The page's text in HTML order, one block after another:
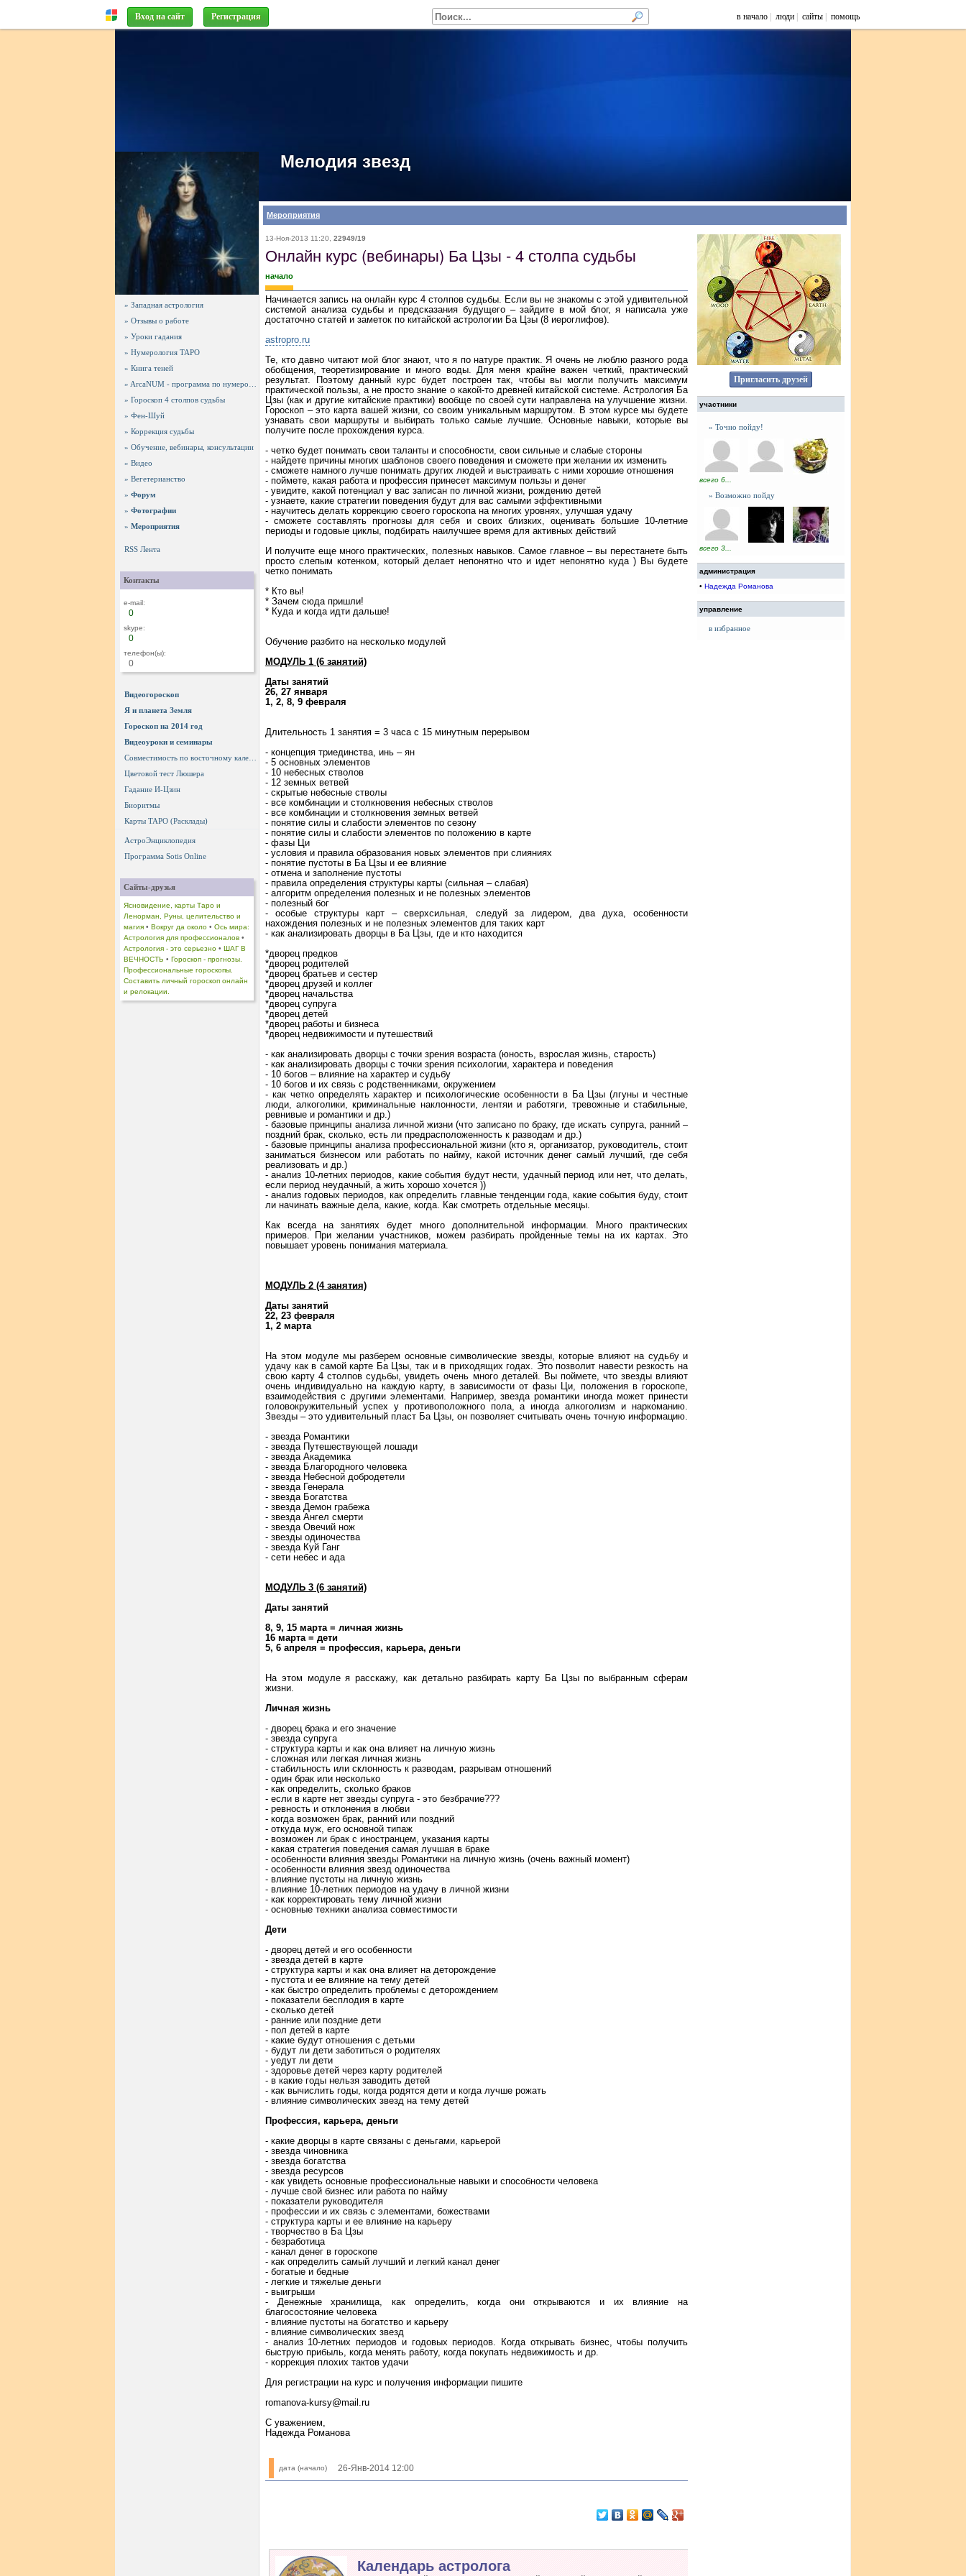
Вход на сайт Регистрация в начало люди сайты помощь
Мелодия звезд
» Западная астрология
» Отзывы о работе
» Уроки гадания
» Нумерология ТАРО
» Книга теней
» Гороскоп 4 столпов судьбы
» Фен-Шуй
» Коррекция судьбы
» Обучение, вебинары, консультации
» Видео
» Вегетерианство
» Форум
» Фотографии
» Мероприятия
RSS Лента
Контакты
e-mail:
0
skype:
0
телефон(ы):
0
Видеогороскоп
Я и планета Земля
Гороскоп на 2014 год
Видеоуроки и семинары
Цветовой тест Люшера
Гадание И-Цзин
Биоритмы
Карты ТАРО (Расклады)
АстроЭнциклопедия
Программа Sotis Online
Сайты-друзья
Ясновидение, карты Таро и
Ленорман, Руны, целительство и
магия • Вокруг да около • Ось мира:
Астрология для профессионалов •
Астрология - это серьезно • ШАГ В
ВЕЧНОСТЬ • Гороскоп - прогнозы.
Профессиональные гороскопы.
Составить личный гороскоп онлайн
и релокации.
Мероприятия
13-Ноя-2013 11:20 22949/19
Онлайн курс (вебинары) Ба Цзы - 4 столпа судьбы
начало
Начинается запись на онлайн курс 4 столпов судьбы. Если вы не знакомы с этой удивительной
системой анализа судьбы и предсказания будущего – зайдите в мой блог, я написала уже
достаточно статей и заметок по китайской астрологии Ба Цзы (8 иероглифов).
astropro.ru
Те, кто давно читают мой блог знают, что я по натуре практик. Я очень не люблю разного рода
обобщения, теоретизирование и много воды. Для меня крайне важен четкий, практический
результат. Поэтому данный курс будет построен так, чтобы вы могли получить максимум
практической пользы, а не просто знание о какой-то древней китайской системе. Астрология Ба
Цзы (как и другие китайские практики) вообще по своей сути направлена на улучшение жизни.
Гороскоп – это карта вашей жизни, со своим уникальным маршрутом. В этом курсе мы будете
узнавать свои маршруты и выбирать только самые лучшие. Основные навыки, которые вы
получите после прохождения курса.
- четко будет понимать свои таланты и способности, свои сильные и слабые стороны
- найдете причины многих шаблонов своего поведения и сможете при желании их изменить
- сможете намного лучше понимать других людей и выстраивать с ними хорошие отношения
- поймете, какая работа и профессия принесет максимум пользы и денег
- увидите, какой потенциал у вас записан по личной жизни, рождению детей
- узнаете, какие стратегии поведения будут для вас самыми эффективными
- научитесь делать коррекцию своего гороскопа на многих уровнях, улучшая удачу
- сможете составлять прогнозы для себя и своих близких, оценивать большие 10-летние
периоды и годовые циклы, подбирать наилучшее время для активных действий
И получите еще много практических, полезных навыков. Самое главное – вы перестанете быть
просто слепым котенком, который делает непонятно что и идет непонятно куда ) Вы будете
четко понимать
* Кто вы!
* Зачем сюда пришли!
* Куда и когда идти дальше!
Обучение разбито на несколько модулей
МОДУЛЬ 1 (6 занятий)
Даты занятий
26, 27 января
1, 2, 8, 9 февраля
Длительность 1 занятия = 3 часа с 15 минутным перерывом
- концепция триединства, инь – ян
- 5 основных элементов
- 10 небесных стволов
- 12 земных ветвей
- скрытые небесные стволы
- все комбинации и столкновения небесных стволов
- все комбинации и столкновения земных ветвей
- понятие силы и слабости элементов по сезону
- понятие силы и слабости элементов по положению в карте
- фазы Ци
- условия и правила образования новых элементов при слияниях
- понятие пустоты в Ба Цзы и ее влияние
- отмена и заполнение пустоты
- правила определения структуры карты (сильная – слабая)
- алгоритм определения полезных и не полезных элементов
- полезный бог
- особые структуры карт – сверхсильная, следуй за лидером, два духа, особенности
нахождения полезных и не полезных элементов для таких карт
- как анализировать дворцы в Ба Цзы, где и кто находится
*дворец предков
*дворец родителей
*дворец братьев и сестер
*дворец друзей и коллег
*дворец начальства
*дворец супруга
*дворец детей
*дворец работы и бизнеса
*дворец недвижимости и путешествий
- как анализировать дворцы с точки зрения возраста (юность, взрослая жизнь, старость)
- как анализировать дворцы с точки зрения психологии, характера и поведения
- 10 богов – влияние на характер и судьбу
- 10 богов и их связь с родственниками, окружением
- как четко определять характер и психологические особенности в Ба Цзы (лгуны и честные
люди, алкоголики, криминальные наклонности, лентяи и работяги, тревожные и стабильные,
ревнивые и романтики и др.)
- базовые принципы анализа личной жизни (что записано по браку, где искать супруга, ранний –
поздний брак, сколько, есть ли предрасположенность к разводам и др.)
- базовые принципы анализа профессиональной жизни (кто я, организатор, руководитель, стоит
заниматься бизнесом или работать по найму, какой источник денег самый лучший, где себя
реализовать и др.)
- анализ 10-летних периодов, какие события будут нести, удачный период или нет, что делать,
если период неудачный, а жить хорошо хочется ))
- анализ годовых периодов, как определить главные тенденции года, какие события буду, стоит
ли начинать важные дела, какие, когда. Как смотреть отдельные месяцы.
Как всегда на занятиях будет много дополнительной информации. Много практических
примеров. При желании участников, можем разбирать пройденные темы на их картах. Это
повышает уровень понимания материала.
МОДУЛЬ 2 (4 занятия)
Даты занятий
22, 23 февраля
1, 2 марта
На этом модуле мы разберем основные символические звезды, которые влияют на судьбу и
удачу как в самой карте Ба Цзы, так и в приходящих годах. Это позволит навести резкость на
свою карту 4 столпов судьбы, увидеть очень много деталей. Вы поймете, что звезды влияют
очень индивидуально на каждую карту, в зависимости от фазы Ци, положения в гороскопе,
взаимодействия с другими элементами. Например, звезда романтики иногда может принести
головокружительный успех у противоположного пола, а иногда алкоголизм и наркоманию.
Звезды – это удивительный пласт Ба Цзы, он позволяет считывать очень точную информацию.
- звезда Романтики
- звезда Путешествующей лошади
- звезда Академика
- звезда Благородного человека
- звезда Небесной добродетели
- звезда Генерала
- звезда Богатства
- звезда Демон грабежа
- звезда Ангел смерти
- звезда Овечий нож
- звезды одиночества
- звезда Куй Ганг
- сети небес и ада
МОДУЛЬ 3 (6 занятий)
Даты занятий
8, 9, 15 марта = личная жизнь
16 марта = дети
5, 6 апреля = профессия, карьера, деньги
На этом модуле я расскажу, как детально разбирать карту Ба Цзы по выбранным сферам
жизни.
Личная жизнь
- дворец брака и его значение
- звезда супруга
- структура карты и как она влияет на личную жизнь
- сложная или легкая личная жизнь
- стабильность или склонность к разводам, разрывам отношений
- один брак или несколько
- как определить, сколько браков
- если в карте нет звезды супруга - это безбрачие???
- ревность и отклонения в любви
- когда возможен брак, ранний или поздний
- откуда муж, его основной типаж
- возможен ли брак с иностранцем, указания карты
- какая стратегия поведения самая лучшая в браке
- особенности влияния звезды Романтики на личную жизнь (очень важный момент)
- особенности влияния звезд одиночества
- влияние пустоты на личную жизнь
- влияние 10-летних периодов на удачу в личной жизни
- как корректировать тему личной жизни
- основные техники анализа совместимости
Дети
- дворец детей и его особенности
- звезда детей в карте
- структура карты и как она влияет на деторождение
- пустота и ее влияние на тему детей
- как быстро определить проблемы с деторождением
- показатели бесплодия в карте
- сколько детей
- ранние или поздние дети
- пол детей в карте
- какие будут отношения с детьми
- будут ли дети заботиться о родителях
- уедут ли дети
- здоровье детей через карту родителей
- в какие годы нельзя заводить детей
- как вычислить годы, когда родятся дети и когда лучше рожать
- влияние символических звезд на тему детей
Профессия, карьера, деньги
- какие дворцы в карте связаны с деньгами, карьерой
- звезда чиновника
- звезда богатства
- звезда ресурсов
- как увидеть основные профессиональные навыки и способности человека
- лучше свой бизнес или работа по найму
- показатели руководителя
- профессии и их связь с элементами, божествами
- структура карты и ее влияние на карьеру
- творчество в Ба Цзы
- безработица
- канал денег в гороскопе
- как определить самый лучший и легкий канал денег
- богатые и бедные
- легкие и тяжелые деньги
- выигрыши
- Денежные хранилища, как определить, когда они открываются и их влияние на
благосостояние человека
- влияние пустоты на богатство и карьеру
- влияние символических звезд
- анализ 10-летних периодов и годовых периодов. Когда открывать бизнес, чтобы получить
быструю прибыль, когда менять работу, когда покупать недвижимость и др.
- коррекция плохих тактов удачи
Для регистрации на курс и получения информации пишите
romanova-kursy@mail.ru
С уважением,
Надежда Романова
дата (начало) 26-Янв-2014 12:00
Календарь астролога
Пригласить друзей
участники
» Точно пойду!
всего 6...
» Возможно пойду
всего 3...
администрация
• Надежда Романова
управление
в избранное